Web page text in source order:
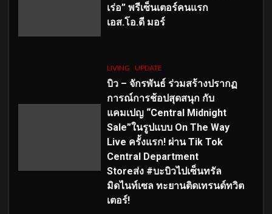
เร่อ” พรีเซ็นเตอร์คนแรก
เอส.โอ.ดี มอร์
LIVING UPDATE
บิว – จักรพันธ์ ร่วมสร้างปรากฏ
การณ์การช้อปสุดสนุก กับ
แคมเปญ “Central Midnight
Sale”ในรูปแบบ On The Way
Live ครั้งแรก! ผ่าน Tik Tok
Central Department
Storeส่ง #บะบิวไปเซ็นทรัล
มิดไนท์เซล ทะยานติดเทรนด์ทวิต
เตอร์!